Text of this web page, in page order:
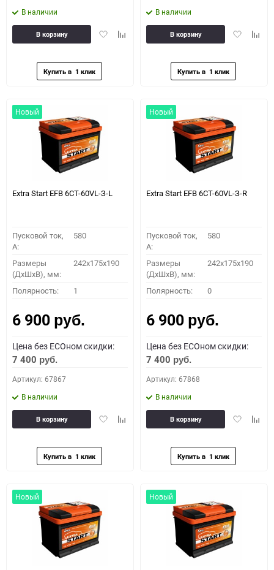
В наличии
ДобавитьДобавить
В корзину
В наличии
Добавить
В корзину
Новый
Extra Start EFB 6СТ-60VL-З-L
Пусковой ток,
A:
580
Размеры
(ДхШхВ), мм:
242х175х190
Полярность: 1
6 900 руб.
Цена без ECOном скидки:
7 400 руб.
Артикул: 67867
В наличии
ДобавитьДобавить
В корзину
Новый
Extra Start EFB 6СТ-60VL-З-R
Пусковой ток,
A:
580
Размеры
(ДхШхВ), мм:
242х175х190
Полярность: 0
6 900 руб.
Цена без ECOном скидки:
7 400 руб.
Артикул: 67868
В наличии
Добавить
В корзину
Новый Новый